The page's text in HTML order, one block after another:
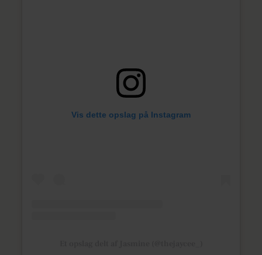
Vis dette opslag på Instagram